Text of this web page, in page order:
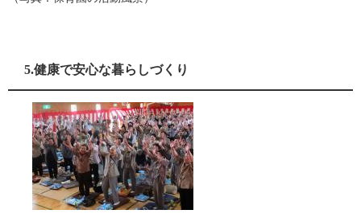
5.健康で安心な暮らしづくり